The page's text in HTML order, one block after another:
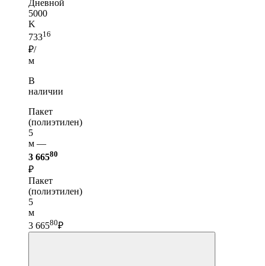
Дневной
5000
K
73316
₽/
м
В
наличии
Пакет
(полиэтилен)
5
м —
3 66580
₽
Пакет
(полиэтилен)
5
м
3 66580₽